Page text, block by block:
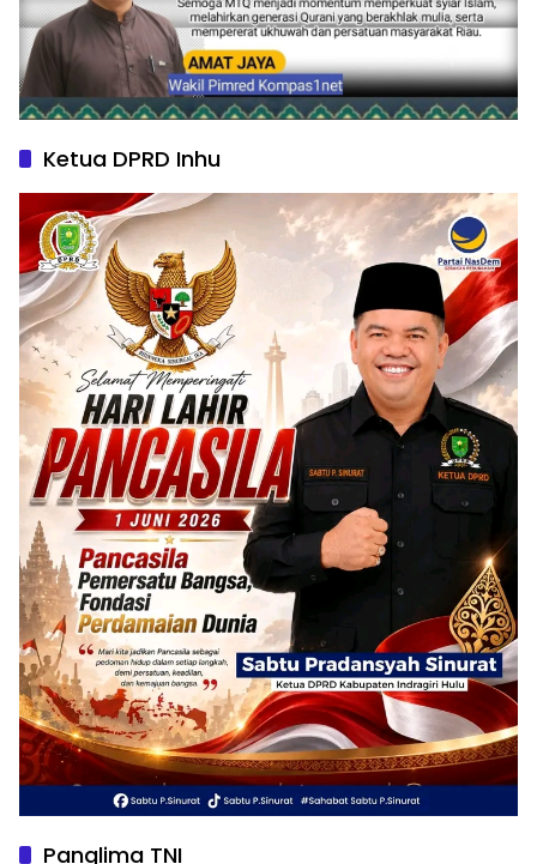
Ketua DPRD Inhu
Panglima TNI